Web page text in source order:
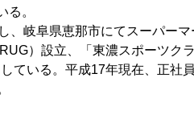
。
岐阜県恵那市にてスーパー
）設立、「東濃スポーツク
ている。平成17年現在、正社